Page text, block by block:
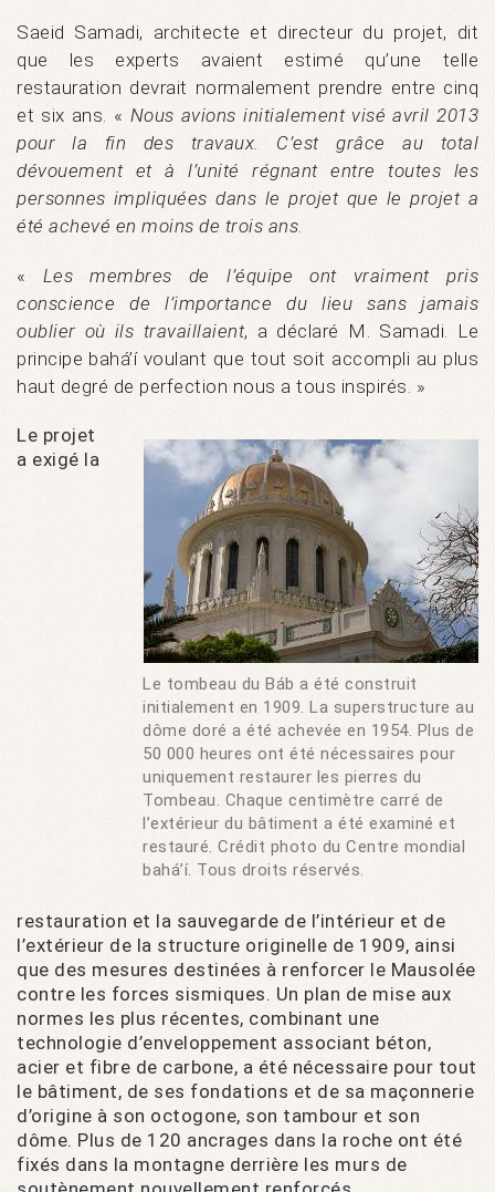
Saeid Samadi, architecte et directeur du projet, dit
que les experts avaient estimé qu’une telle
restauration devrait normalement prendre entre cinq
et six ans. « Nous avions initialement visé avril 2013
pour la fin des travaux. C’est grâce au total
dévouement et à l’unité régnant entre toutes les
personnes impliquées dans le projet que le projet a
été achevé en moins de trois ans.
« Les membres de l’équipe ont vraiment pris
conscience de l’importance du lieu sans jamais
oublier où ils travaillaient, a déclaré M. Samadi. Le
principe bahá’í voulant que tout soit accompli au plus
haut degré de perfection nous a tous inspirés. »
Le tombeau du Báb a été construit
initialement en 1909. La superstructure au
dôme doré a été achevée en 1954. Plus de
50 000 heures ont été nécessaires pour
uniquement restaurer les pierres du
Tombeau. Chaque centimètre carré de
l’extérieur du bâtiment a été examiné et
restauré. Crédit photo du Centre mondial
bahá’í. Tous droits réservés.
Le projet
a exigé la
restauration et la sauvegarde de l’intérieur et de
l’extérieur de la structure originelle de 1909, ainsi
que des mesures destinées à renforcer le Mausolée
contre les forces sismiques. Un plan de mise aux
normes les plus récentes, combinant une
technologie d’enveloppement associant béton,
acier et fibre de carbone, a été nécessaire pour tout
le bâtiment, de ses fondations et de sa maçonnerie
d’origine à son octogone, son tambour et son
dôme. Plus de 120 ancrages dans la roche ont été
fixés dans la montagne derrière les murs de